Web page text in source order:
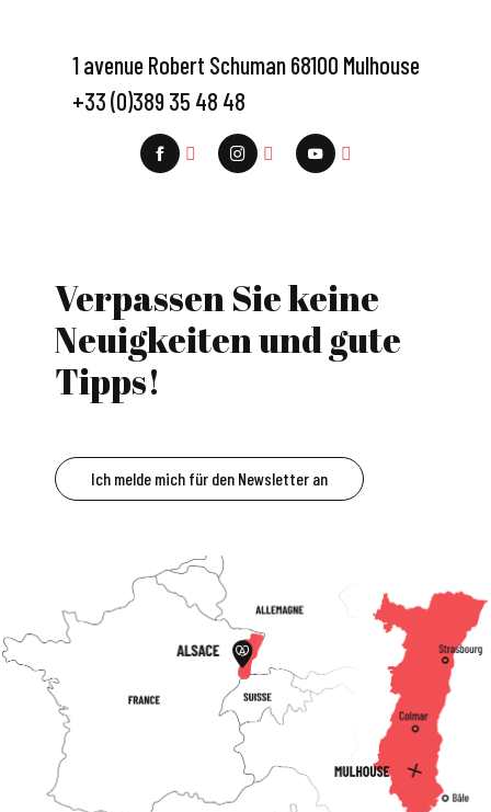
1 avenue Robert Schuman 68100 Mulhouse
+33 (0)389 35 48 48
Verpassen Sie keine
Neuigkeiten und gute
Tipps!
Ich melde mich für den Newsletter an